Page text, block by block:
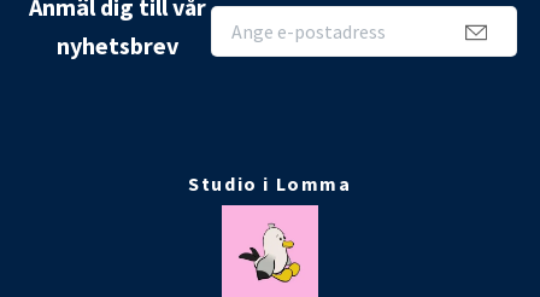
Anmäl dig till vår
nyhetsbrev
Studio i Lomma